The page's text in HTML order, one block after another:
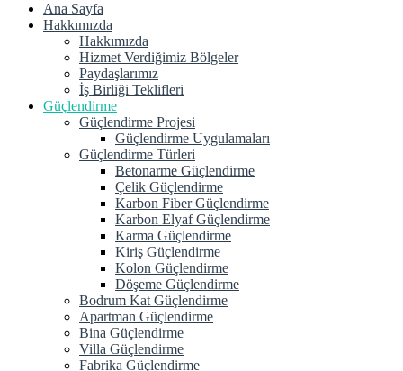
Ana Sayfa
Hakkımızda
Hakkımızda
Hizmet Verdiğimiz Bölgeler
Paydaşlarımız
İş Birliği Teklifleri
Güçlendirme
Güçlendirme Projesi
Güçlendirme Uygulamaları
Güçlendirme Türleri
Betonarme Güçlendirme
Çelik Güçlendirme
Karbon Fiber Güçlendirme
Karbon Elyaf Güçlendirme
Karma Güçlendirme
Kiriş Güçlendirme
Kolon Güçlendirme
Döşeme Güçlendirme
Bodrum Kat Güçlendirme
Apartman Güçlendirme
Bina Güçlendirme
Villa Güçlendirme
Fabrika Güçlendirme